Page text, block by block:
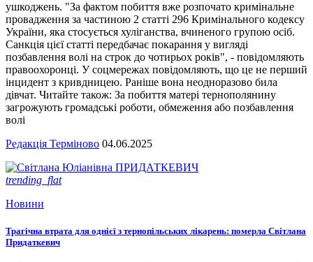
ушкоджень. "За фактом побиття вже розпочато кримінальне
провадження за частиною 2 статті 296 Кримінального кодексу
України, яка стосується хуліганства, вчиненого групою осіб.
Санкція цієї статті передбачає покарання у вигляді
позбавлення волі на строк до чотирьох років", - повідомляють
правоохоронці. У соцмережах повідомляють, що це не перший
інцидент з кривдницею. Раніше вона неодноразово била
дівчат. Читайте також: За побиття матері тернополянину
загрожують громадські роботи, обмеження або позбавлення
волі
Редакція Терміново 04.06.2025
trending_flat
Новини
Трагічна втрата для однієї з тернопільських лікарень: померла Світлана
Придаткевич